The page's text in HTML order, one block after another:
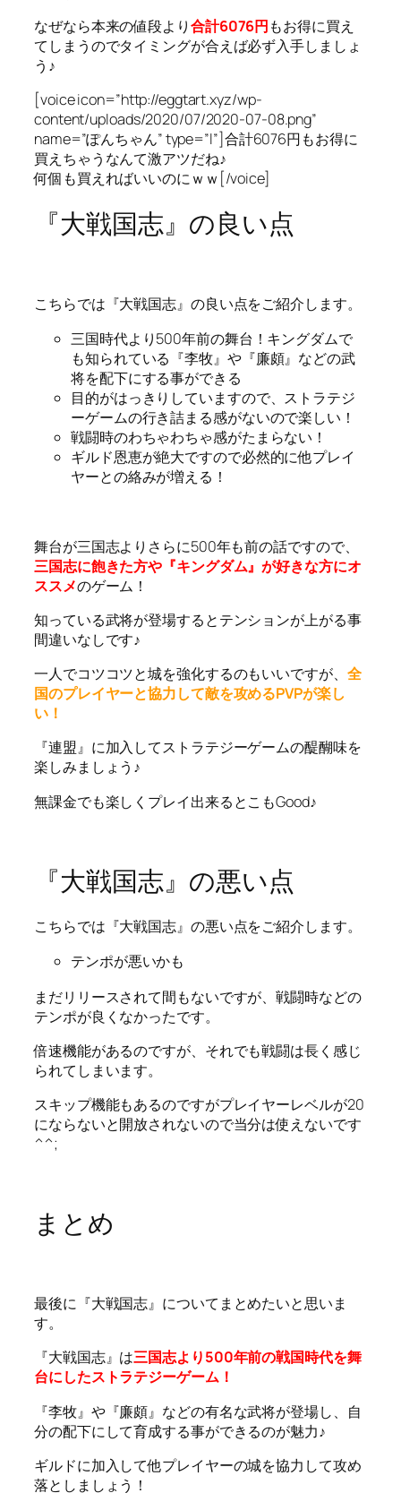
なぜなら本来の値段より合計6076円もお得に買え
てしまうのでタイミングが合えば必ず入手しましょ
う♪
[voice icon=”http://eggtart.xyz/wp-
content/uploads/2020/07/2020-07-08.png”
name=”ぽんちゃん” type=”l”]合計6076円もお得に
買えちゃうなんて激アツだね♪
何個も買えればいいのにｗｗ[/voice]
『大戦国志』の良い点
こちらでは『大戦国志』の良い点をご紹介します。
三国時代より500年前の舞台！キングダムで
も知られている『李牧』や『廉頗』などの武
将を配下にする事ができる
目的がはっきりしていますので、ストラテジ
ーゲームの行き詰まる感がないので楽しい！
戦闘時のわちゃわちゃ感がたまらない！
ギルド恩恵が絶大ですので必然的に他プレイ
ヤーとの絡みが増える！
舞台が三国志よりさらに500年も前の話ですので、
三国志に飽きた方や『キングダム』が好きな方にオ
ススメのゲーム！
知っている武将が登場するとテンションが上がる事
間違いなしです♪
一人でコツコツと城を強化するのもいいですが、 全
国のプレイヤーと協力して敵を攻めるPVPが楽し
い！
『連盟』に加入してストラテジーゲームの醍醐味を
楽しみましょう♪
無課金でも楽しくプレイ出来るとこもGood♪
『大戦国志』の悪い点
こちらでは『大戦国志』の悪い点をご紹介します。
テンポが悪いかも
まだリリースされて間もないですが、戦闘時などの
テンポが良くなかったです。
倍速機能があるのですが、それでも戦闘は長く感じ
られてしまいます。
スキップ機能もあるのですがプレイヤーレベルが20
にならないと開放されないので当分は使えないです
^^;
まとめ
最後に『大戦国志』についてまとめたいと思いま
す。
『大戦国志』は三国志より500年前の戦国時代を舞
台にしたストラテジーゲーム！
『李牧』や『廉頗』などの有名な武将が登場し、自
分の配下にして育成する事ができるのが魅力♪
ギルドに加入して他プレイヤーの城を協力して攻め
落としましょう！